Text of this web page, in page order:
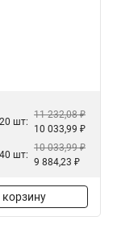
шт:
11 232,08 ₽
10 033,99 ₽
шт:
10 033,99 ₽
9 884,23 ₽
корзину